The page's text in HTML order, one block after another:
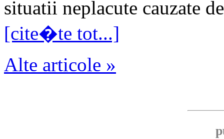
situatii neplacute cauzate
[cite�te tot...]
Alte articole »